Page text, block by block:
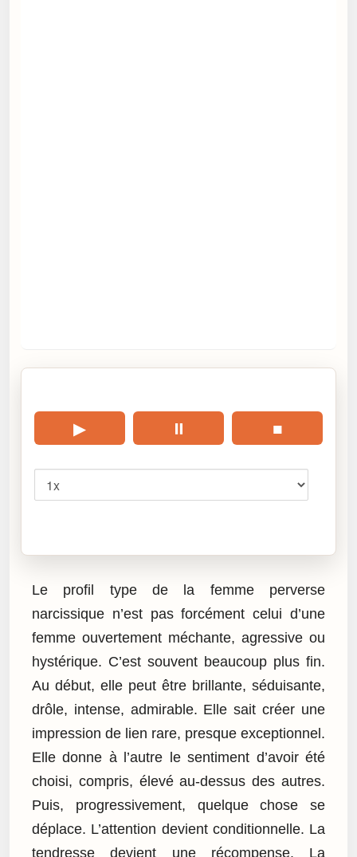
▶ ⏸ ■
Le profil type de la femme perverse
narcissique n’est pas forcément celui d’une
femme ouvertement méchante, agressive ou
hystérique. C’est souvent beaucoup plus fin.
Au début, elle peut être brillante, séduisante,
drôle, intense, admirable. Elle sait créer une
impression de lien rare, presque exceptionnel.
Elle donne à l’autre le sentiment d’avoir été
choisi, compris, élevé au-dessus des autres.
Puis, progressivement, quelque chose se
déplace. L’attention devient conditionnelle. La
tendresse devient une récompense. La